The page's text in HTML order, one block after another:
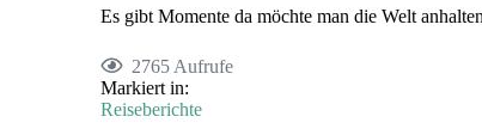
Es gibt Momente da möchte man die Welt
2765 Aufrufe
Markiert in:
Reiseberichte